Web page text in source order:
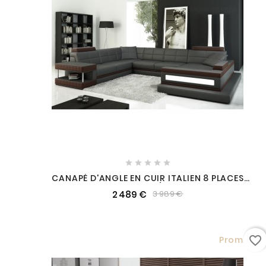
    
CANAPÉ D'ANGLE EN CUIR ITALIEN 8 PLACES
MAJESTIC, GRIS FONCÉ, ANGLE GAUCHE
2 489 € 3 989 €
Promo !favorite_border